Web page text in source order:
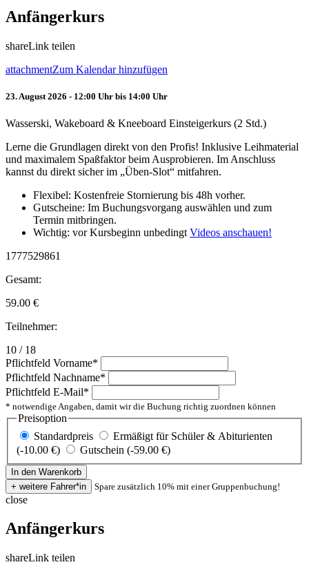
Anfängerkurs
shareLink teilen
attachmentZum Kalendar hinzufügen
23. August 2026 - 12:00 Uhr bis 14:00 Uhr
Wasserski, Wakeboard & Kneeboard Einsteigerkurs (2 Std.)
Lerne die Grundlagen direkt von den Profis! Inklusive Leihmaterial
und maximalem Spaßfaktor beim Ausprobieren. Im Anschluss
kannst du direkt sicher im „Üben-Slot“ mitfahren.
Flexibel: Kostenfreie Stornierung bis 48h vorher.
Gutscheine: Im Buchungsvorgang auswählen und zum
Termin mitbringen.
Wichtig: vor Kursbeginn unbedingt Videos anschauen!
1777529861
Gesamt:
59.00 €
Teilnehmer:
10 / 18
Pflichtfeld Vorname*
Pflichtfeld Nachname*
Pflichtfeld E-Mail*
* notwendige Angaben, damit wir die Buchung richtig zuordnen können
Preisoption
Standardpreis
Ermäßigt für Schüler & Abiturienten
(-10.00 €)
Gutschein (-59.00 €)
Spare zusätzlich 10% mit einer Gruppenbuchung!
close
Anfängerkurs
shareLink teilen